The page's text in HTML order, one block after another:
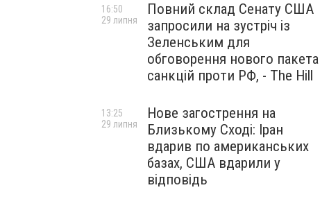
Повний склад Сенату США
запросили на зустріч із
Зеленським для
обговорення нового пакета
санкцій проти РФ, - The Hill
16:50
29 липня
Нове загострення на
Близькому Сході: Іран
вдарив по американських
базах, США вдарили у
відповідь
13:25
29 липня